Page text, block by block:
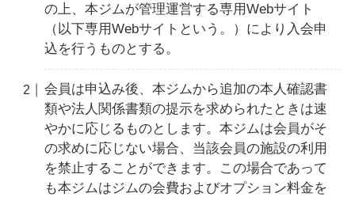
の上、本ジムが管理運営する専用Webサイト
（以下専用Webサイトという。）により入会申
込を行うものとする。
会員は申込み後、本ジムから追加の本人確認書
類や法人関係書類の提示を求められたときは速
やかに応じるものとします。本ジムは会員がそ
の求めに応じない場合、当該会員の施設の利用
を禁止することができます。この場合であって
も本ジムはジムの会費およびオプション料金を